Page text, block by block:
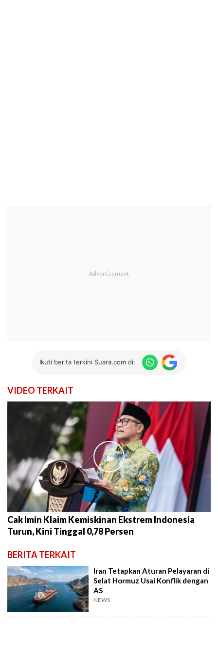
Ikuti berita terkini Suara.com di:
VIDEO TERKAIT
►
Cak Imin Klaim Kemiskinan Ekstrem Indonesia
Turun, Kini Tinggal 0,78 Persen
BERITA TERKAIT
Iran Tetapkan Aturan Pelayaran di
Selat Hormuz Usai Konflik dengan
AS
NEWS